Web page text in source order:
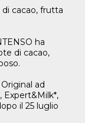
cacao, frutta
ha
di cacao,
ad
Expert&Milk*,
il 25 luglio